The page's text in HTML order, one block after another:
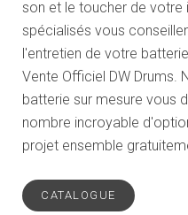
son et le toucher de votre
spécialisés vous
l'entretien de votre
Vente Officiel DW Drums.
batterie sur mesure vous
nombre incroyable
projet ensemble
CATALOGUE